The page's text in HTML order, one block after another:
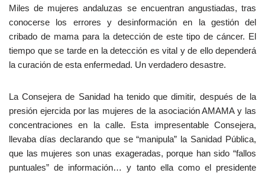
Miles de mujeres andaluzas se encuentran angustiadas, tras
conocerse los errores y desinformación en la gestión del
cribado de mama para la detección de este tipo de cáncer. El
tiempo que se tarde en la detección es vital y de ello dependerá
la curación de esta enfermedad. Un verdadero desastre.
La Consejera de Sanidad ha tenido que dimitir, después de la
presión ejercida por las mujeres de la asociación AMAMA y las
concentraciones en la calle. Esta impresentable Consejera,
llevaba días declarando que se “manipula” la Sanidad Pública,
que las mujeres son unas exageradas, porque han sido “fallos
puntuales” de información… y tanto ella como el presidente